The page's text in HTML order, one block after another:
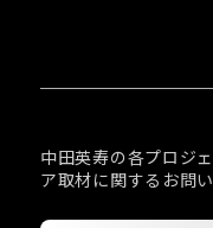
中田英寿の各プロジ
ア取材に関するお問